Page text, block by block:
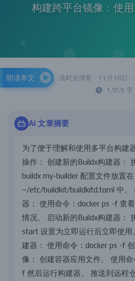
构建跨平台镜像：使
浅时光博客 · 11月18日 ·
1,959 字
朗读本文
AI 文章摘要
为了便于理解和使用多平台构建
操作 ： 创 建新的Buildx构建器 ：
buildx my-builder 配置文件放置在
~/etc/buildkit/buildkitd.toml 中 。
器 ： 使用命令 ： docker ps -f 查看
情况。 启动新的Buildx构建器 ：
start 设置为立即运行后立即使用
建器 ： 使用命令 ： docker ps -f 创
像 ： 创 建容器应用文件。 使用命
f 然后运行构建器。 推送到 远程